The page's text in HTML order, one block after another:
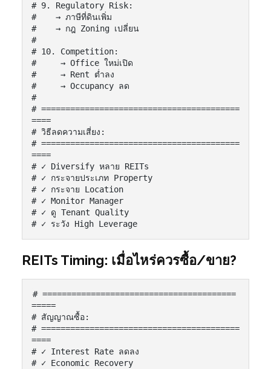
# 9. Regulatory Risk:
#    → ภาษีที่ดินเพิ่ม
#    → กฎ Zoning เปลี่ยน
#
# 10. Competition:
#     → Office ใหม่เปิด
#     → Rent ต่ำลง
#     → Occupancy ลด
#
# =========================================
====
# วิธีลดความเสี่ยง:
# =========================================
====
# ✓ Diversify หลาย REITs
# ✓ กระจายประเภท Property
# ✓ กระจาย Location
# ✓ Monitor Manager
# ✓ ดู Tenant Quality
# ✓ ระวัง High Leverage
REITs Timing: เมื่อไหร่ควรซื้อ/ขาย?
# ========================================
=====
# สัญญาณซื้อ:
# =========================================
====
# ✓ Interest Rate ลดลง
# ✓ Economic Recovery